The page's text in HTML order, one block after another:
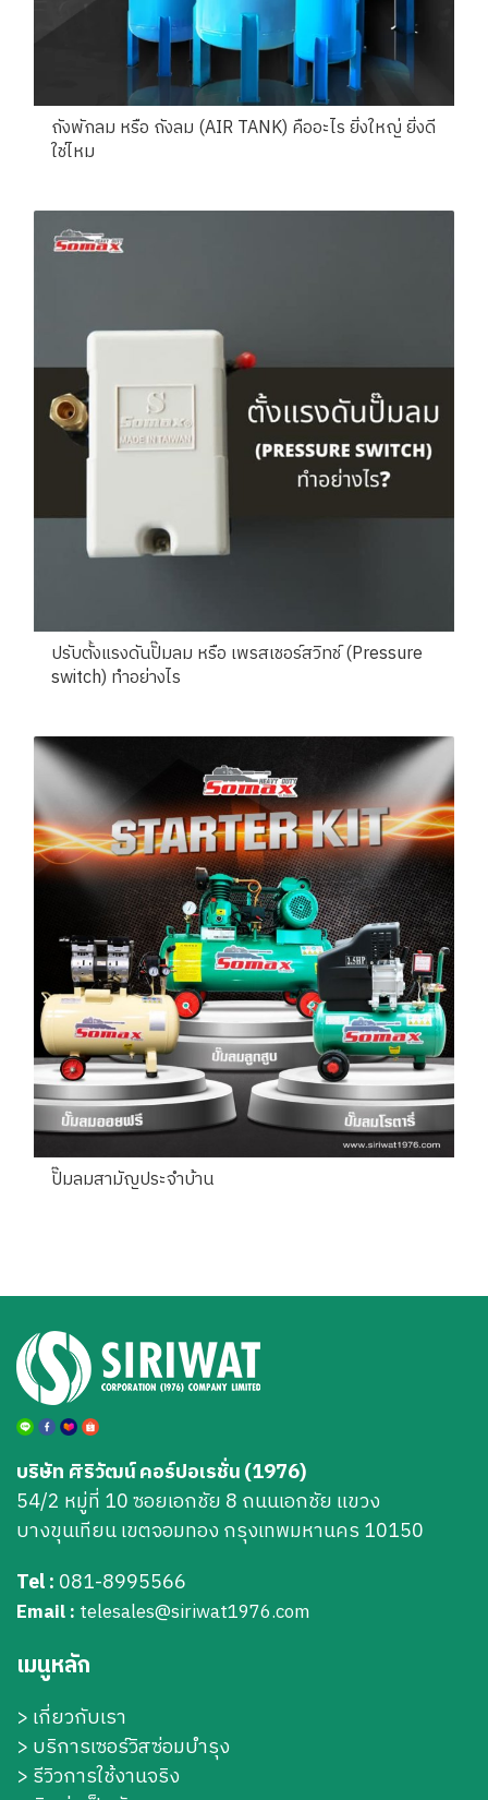
ถังพักลม หรือ ถังลม (AIR TANK) คืออะไร ยิ่งใหญ่ ยิ่งดี
ใช่ไหม
ปรับตั้งแรงดันปั๊มลม หรือ เพรสเชอร์สวิทช์ (Pressure
switch) ทำอย่างไร
ปั๊มลมสามัญประจำบ้าน
บริษัท ศิริวัฒน์ คอร์ปอเรชั่น (1976)
54/2 หมู่ที่ 10 ซอยเอกชัย 8 ถนนเอกชัย แขวง
บางขุนเทียน เขตจอมทอง กรุงเทพมหานคร 10150
Tel : 081-8995566
Email : telesales@siriwat1976.com
เมนูหลัก
> เกี่ยวกับเรา
> บริการเซอร์วิสซ่อมบำรุง
> รีวิวการใช้งานจริง